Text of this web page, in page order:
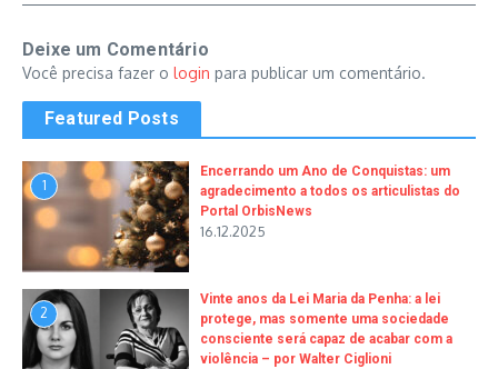
Deixe um Comentário
Você precisa fazer o login para publicar um comentário.
Featured Posts
1
Encerrando um Ano de Conquistas: um
agradecimento a todos os articulistas do
Portal OrbisNews
16.12.2025
2
Vinte anos da Lei Maria da Penha: a lei
protege, mas somente uma sociedade
consciente será capaz de acabar com a
violência – por Walter Ciglioni